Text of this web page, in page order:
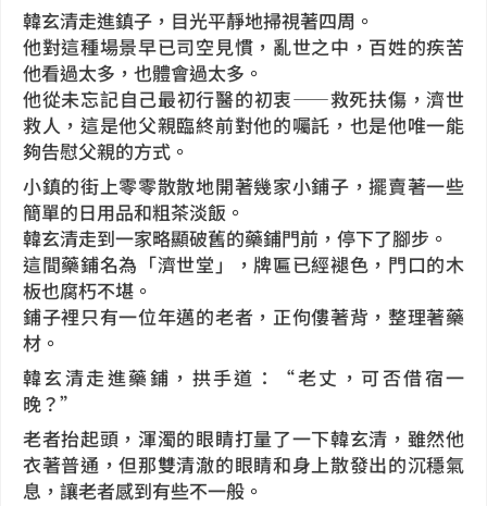
韓玄清走進鎮子，目光平靜地掃視著四周。
他對這種場景早已司空見慣，亂世之中，百姓的疾苦
他看過太多，也體會過太多。
他從未忘記自己最初行醫的初衷——救死扶傷，濟世
救人，這是他父親臨終前對他的囑託，也是他唯一能
夠告慰父親的方式。
小鎮的街上零零散散地開著幾家小鋪子，擺賣著一些
簡單的日用品和粗茶淡飯。
韓玄清走到一家略顯破舊的藥鋪門前，停下了腳步。
這間藥鋪名為「濟世堂」，牌匾已經褪色，門口的木
板也腐朽不堪。
鋪子裡只有一位年邁的老者，正佝僂著背，整理著藥
材。
韓玄清走進藥鋪，拱手道：“老丈，可否借宿一
晚？”
老者抬起頭，渾濁的眼睛打量了一下韓玄清，雖然他
衣著普通，但那雙清澈的眼睛和身上散發出的沉穩氣
息，讓老者感到有些不一般。